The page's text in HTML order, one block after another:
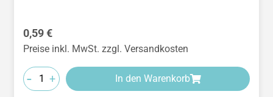
Regulärer Preis:
0,59 €
Preise inkl. MwSt. zzgl. Versandkosten
- + In den Warenkorb